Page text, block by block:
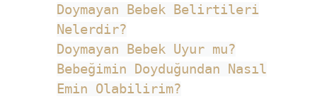
Doymayan Bebek Belirtileri
Nelerdir?
Doymayan Bebek Uyur mu?
Bebeğimin Doyduğundan Nasıl
Emin Olabilirim?